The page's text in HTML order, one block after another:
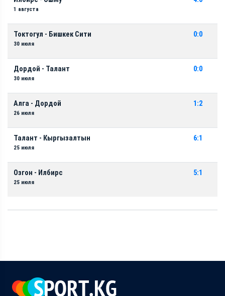
1 августа
Токтогул - Бишкек Сити
30 июля
0:0
Дордой - Талант
30 июля
0:0
Алга - Дордой
26 июля
1:2
Талант - Кыргызалтын
25 июля
6:1
Озгон - Илбирс
25 июля
5:1